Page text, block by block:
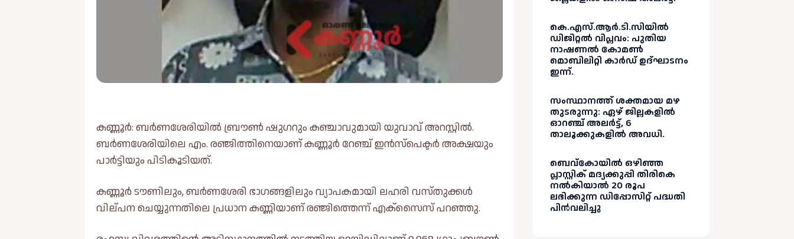
കണ്ണൂർ: ബർണശേരിയില്‍ ബ്രൗണ്‍ ഷുഗറും കഞ്ചാവുമായി യുവാവ് അറസ്റ്റില്‍.
ബർണശേരിയിലെ എം. രഞ്ജിത്തിനെയാണ് കണ്ണൂർ റേഞ്ച് ഇൻസ്പെക്ടർ അക്ഷയും
പാർട്ടിയും പിടികൂടിയത്.
കണ്ണൂർ ടൗണിലും, ബർണശേരി ഭാഗങ്ങളിലും വ്യാപകമായി ലഹരി വസ്തുക്കള്‍
വില്പന ചെയ്യുന്നതിലെ പ്രധാന കണ്ണിയാണ് രഞ്ജിത്തെന്ന് എക്സൈസ് പറഞ്ഞു.
കെ.എസ്.ആർ.ടി.സിയിൽ
ഡിജിറ്റൽ വിപ്ലവം: പുതിയ
നാഷണൽ കോമൺ
മൊബിലിറ്റി കാർഡ് ഉദ്ഘാടനം
ഇന്ന്.
സംസ്ഥാനത്ത് ശക്തമായ മഴ
തുടരുന്നു: ഏഴ് ജില്ലകളിൽ
ഓറഞ്ച് അലർട്ട്, 6
താലൂക്കുകളിൽ അവധി.
ബെവ്കോയിൽ ഒഴിഞ്ഞ
പ്ലാസ്റ്റിക് മദ്യക്കുപ്പി തിരികെ
നൽകിയാൽ 20 രൂപ
ലഭിക്കുന്ന ഡിപ്പോസിറ്റ് പദ്ധതി
പിൻവലിച്ചു